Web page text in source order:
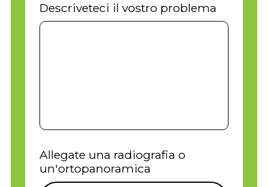
Descriveteci il vostro problema
Allegate una radiografia o
un'ortopanoramica